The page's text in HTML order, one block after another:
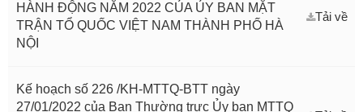
HÀNH ĐỘNG NĂM 2022 CỦA ỦY BAN MẶT
TRẬN TỔ QUỐC VIỆT NAM THÀNH PHỐ HÀ
NỘI
Tải về
Kế hoạch số 226 /KH-MTTQ-BTT ngày
27/01/2022 của Ban Thường trực Ủy ban MTTQ